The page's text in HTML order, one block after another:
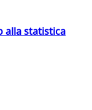
alla statistica